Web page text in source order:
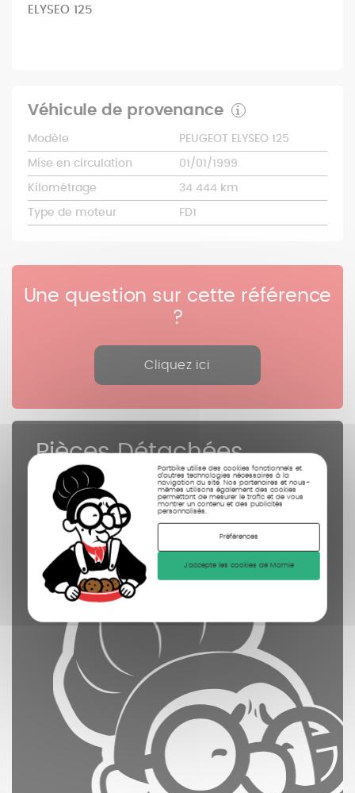
Partbike utilise des cookies fonctionnels et
d’autres technologies nécessaires à la
navigation du site. Nos partenaires et nous-
mêmes utilisons également des cookies
permettant de mesurer le trafic et de vous
montrer un contenu et des publicités
personnalisés.
Préférences
J'accepte les cookies de Mamie
ELYSEO 125
Véhicule de provenance
Modèle PEUGEOT ELYSEO 125
Mise en circulation 01/01/1999
Kilométrage 34 444 km
Type de moteur FD1
Une question sur cette référence
?
Cliquez ici
Pièces Détachées
contrôlées
nettoyées
photographiées